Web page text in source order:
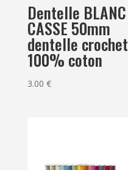
Dentelle BLANC
CASSE 50mm
dentelle crochet
100% coton
3.00 €